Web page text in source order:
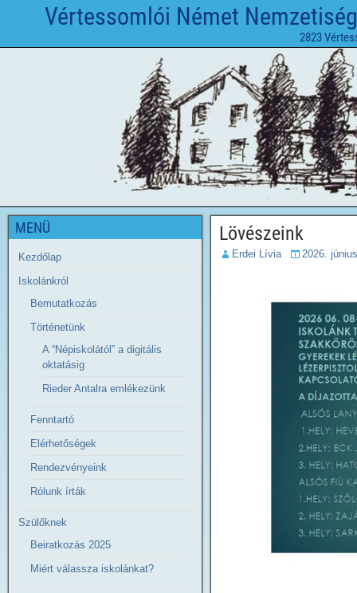
Vértessomlói Német
2823
Lövészeink
Erdei Lívia 2026.
MENÜ
Kezdőlap
Iskolánkról
Bemutatkozás
Történetünk
A “Népiskolától” a digitális
oktatásig
Rieder Antalra emlékezünk
Fenntartó
Elérhetőségek
Rendezvényeink
Rólunk írták
Szülőknek
Beiratkozás 2025
Miért válassza iskolánkat?